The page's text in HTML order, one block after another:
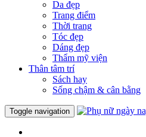
Da đẹp
Trang điểm
Thời trang
Tóc đẹp
Dáng đẹp
Thẩm mỹ viện
Thân tâm trí
Sách hay
Sống chậm & cân bằng
Toggle navigation